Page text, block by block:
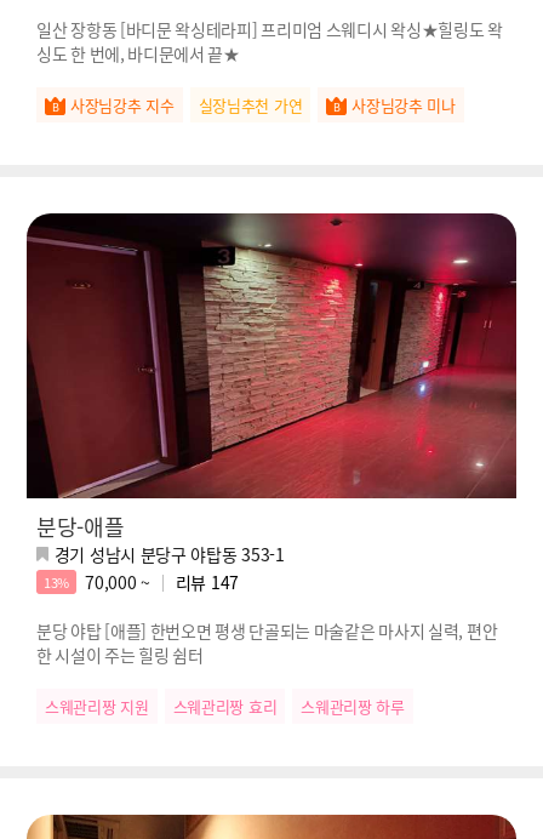
일산 장항동 [바디문 왁싱테라피] 프리미엄 스웨디시 왁싱★힐링도 왁
싱도 한 번에, 바디문에서 끝★
사장님강추 지수 실장님추천 가연 사장님강추 미나
분당-애플
경기 성남시 분당구 야탑동 353-1
13% 70,000 ~ 리뷰 147
분당 야탑 [애플] 한번오면 평생 단골되는 마술같은 마사지 실력, 편안
한 시설이 주는 힐링 쉼터
스웨관리짱 지원 스웨관리짱 효리 스웨관리짱 하루